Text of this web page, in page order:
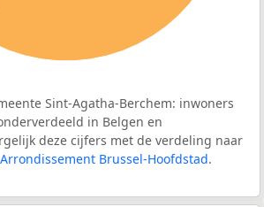
Sint-Agatha-Berchem: inwoners
in Belgen en
deze cijfers met de verdeling naar
Brussel-Hoofdstad.